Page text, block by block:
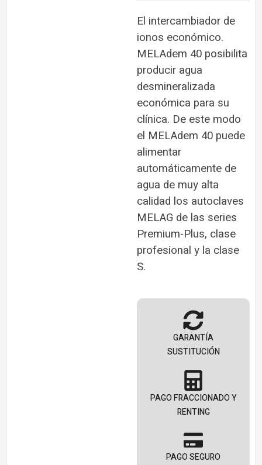
El intercambiador de
ionos económico.
MELAdem 40 posibilita
producir agua
desmineralizada
económica para su
clínica. De este modo
el MELAdem 40 puede
alimentar
automáticamente de
agua de muy alta
calidad los autoclaves
MELAG de las series
Premium-Plus, clase
profesional y la clase
S.
GARANTÍA
SUSTITUCIÓN
PAGO FRACCIONADO Y
RENTING
PAGO SEGURO